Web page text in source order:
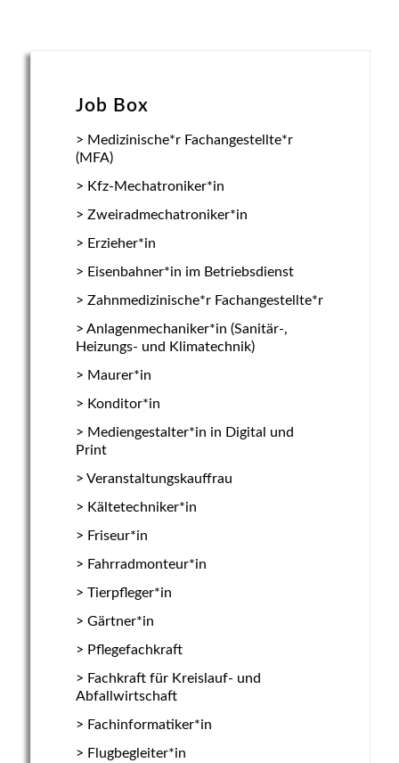
Job Box
Medizinische*r Fachangestellte*r
(MFA)
Kfz-Mechatroniker*in
Zweiradmechatroniker*in
Erzieher*in
Eisenbahner*in im Betriebsdienst
Zahnmedizinische*r Fachangestellte*r
Anlagenmechaniker*in (Sanitär-,
Heizungs- und Klimatechnik)
Maurer*in
Konditor*in
Mediengestalter*in in Digital und
Print
Veranstaltungskauffrau
Kältetechniker*in
Friseur*in
Fahrradmonteur*in
Tierpfleger*in
Gärtner*in
Pflegefachkraft
Fachkraft für Kreislauf- und
Abfallwirtschaft
Fachinformatiker*in
Flugbegleiter*in